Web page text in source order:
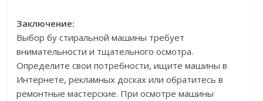
Заключение:
Выбор бу стиральной машины требует
внимательности и тщательного осмотра.
Определите свои потребности, ищите машины в
Интернете, рекламных досках или обратитесь в
ремонтные мастерские. При осмотре машины